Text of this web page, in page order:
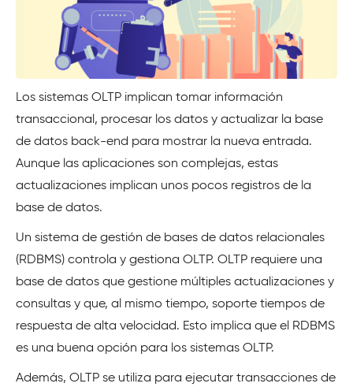
Los sistemas OLTP implican tomar información
transaccional, procesar los datos y actualizar la base
de datos back-end para mostrar la nueva entrada.
Aunque las aplicaciones son complejas, estas
actualizaciones implican unos pocos registros de la
base de datos.
Un sistema de gestión de bases de datos relacionales
(RDBMS) controla y gestiona OLTP. OLTP requiere una
base de datos que gestione múltiples actualizaciones y
consultas y que, al mismo tiempo, soporte tiempos de
respuesta de alta velocidad. Esto implica que el RDBMS
es una buena opción para los sistemas OLTP.
Además, OLTP se utiliza para ejecutar transacciones de